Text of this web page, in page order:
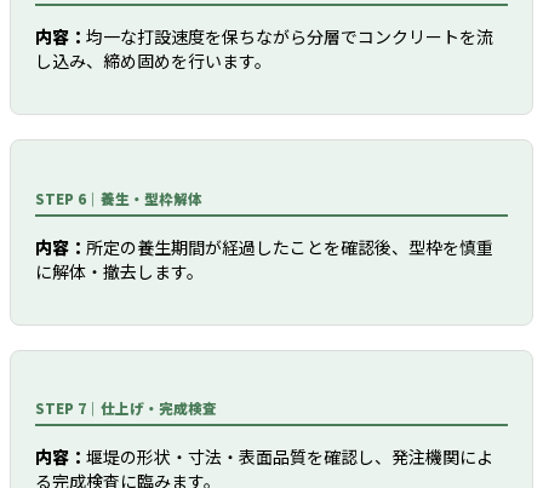
内容： 均一な打設速度を保ちながら分層でコンクリートを流
し込み、締め固めを行います。
STEP 6｜養生・型枠解体
内容： 所定の養生期間が経過したことを確認後、型枠を慎重
に解体・撤去します。
STEP 7｜仕上げ・完成検査
内容： 堰堤の形状・寸法・表面品質を確認し、発注機関によ
る完成検査に臨みます。